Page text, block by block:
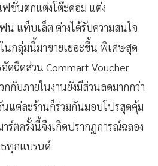
ชั่นตกแต่งโต๊ะคอม แต่ง
น แท็บเล็ต ต่างได้รับความสนใจ
นกลุ่มนี้มาขายเยอะขึ้น พิเศษสุด
ดฉีดส่วน Commart Voucher
กับภายในงานยังมีส่วนลดมากกว่า
แต่ละร้านก็ร่วมกันมอบโปรสุดคุ้ม
ร์ตครั้งนี้จึงเกิดปรากฏการณ์ฉลอง
ทุกแบรนด์